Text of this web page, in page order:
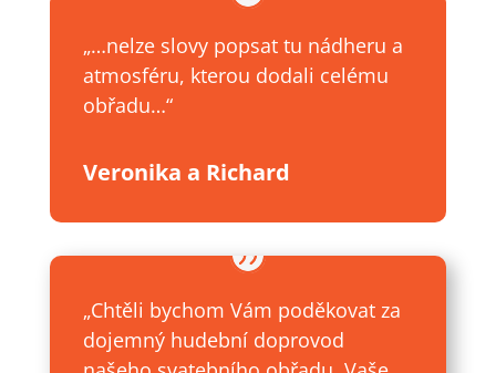
„…nelze slovy popsat tu nádheru a
atmosféru, kterou dodali celému
obřadu…“
Veronika a Richard
„Chtěli bychom Vám poděkovat za
dojemný hudební doprovod